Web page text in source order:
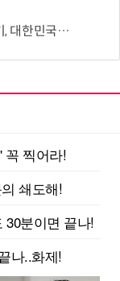
할 첫 국가 될 것”